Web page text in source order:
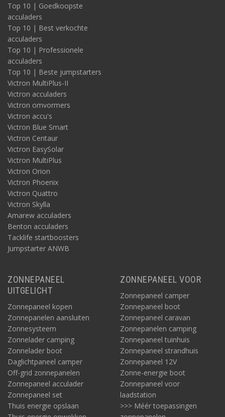
Top 10 | Goedkoopste
acculaders
Top 10 | Best verkochte
acculaders
Top 10 | Professionele
acculaders
Top 10 | Beste jumpstarters
Victron MultiPlus-II
Victron acculaders
Victron omvormers
Victron accu's
Victron Blue Smart
Victron Centaur
Victron EasySolar
Victron MultiPlus
Victron Orion
Victron Phoenix
Victron Quattro
Victron Skylla
Amarew acculaders
Benton acculaders
Tacklife startboosters
Jumpstarter ANWB
ZONNEPANEEL
UITGELICHT
Zonnepaneel kopen
Zonnepanelen aansluiten
Zonnesysteem
Zonnelader camping
Zonnelader boot
Daglichtpaneel camper
Off-grid zonnepanelen
Zonnepaneel acculader
Zonnepaneel set
Thuis energie opslaan
ZONNEPANEEL VOOR
Zonnepaneel camper
Zonnepaneel boot
Zonnepaneel caravan
Zonnepanelen camping
Zonnepaneel tuinhuis
Zonnepaneel strandhuis
Zonnepaneel 12V
Zonne-energie boot
Zonnepaneel voor
laadstation
>>> Méér toepassingen